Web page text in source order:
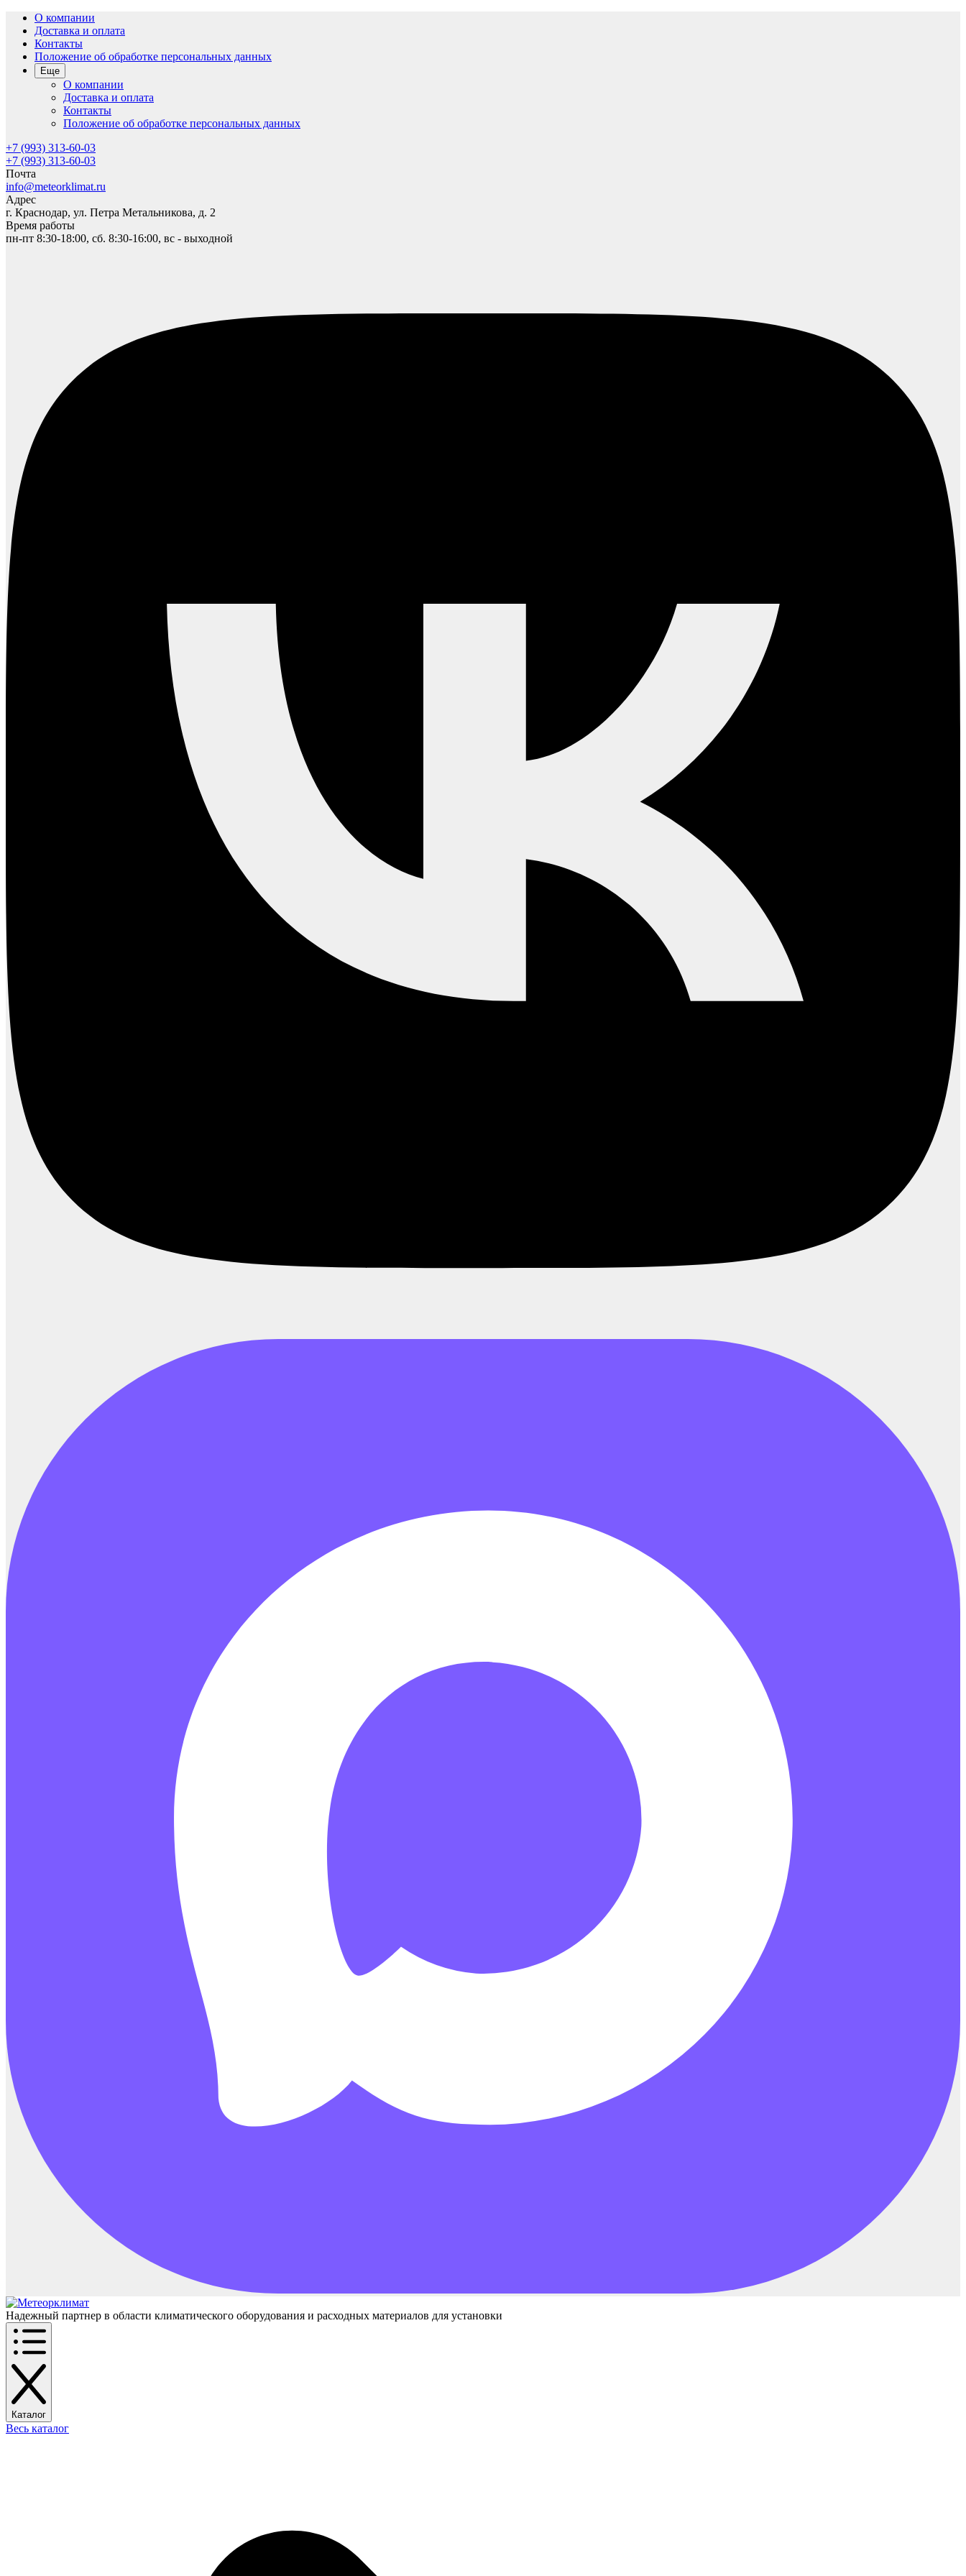
О компании
Доставка и оплата
Контакты
Положение об обработке персональных данных
Еще
О компании
Доставка и оплата
Контакты
Положение об обработке персональных данных
+7 (993) 313-60-03
+7 (993) 313-60-03
Почта
info@meteorklimat.ru
Адрес
г. Краснодар, ул. Петра Метальникова, д. 2
Время работы
пн-пт 8:30-18:00, сб. 8:30-16:00, вс - выходной
Надежный партнер в области климатического оборудования и расходных материалов для установки
Каталог
Весь каталог